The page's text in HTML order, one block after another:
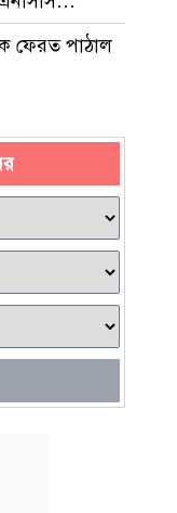
ফেরত পাঠাল